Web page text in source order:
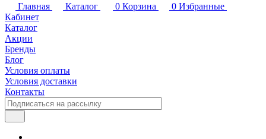
Главная Каталог 0 Корзина 0 Избранные
Кабинет
Каталог
Акции
Бренды
Блог
Условия оплаты
Условия доставки
Контакты